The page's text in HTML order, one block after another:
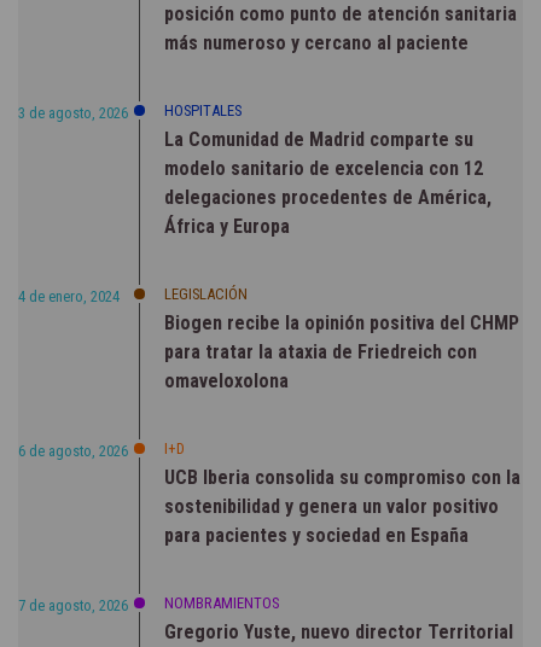
posición como punto de atención sanitaria
más numeroso y cercano al paciente
3 de agosto, 2026 HOSPITALES
La Comunidad de Madrid comparte su
modelo sanitario de excelencia con 12
delegaciones procedentes de América,
África y Europa
4 de enero, 2024 LEGISLACIÓN
Biogen recibe la opinión positiva del CHMP
para tratar la ataxia de Friedreich con
omaveloxolona
6 de agosto, 2026 I+D
UCB Iberia consolida su compromiso con la
sostenibilidad y genera un valor positivo
para pacientes y sociedad en España
7 de agosto, 2026 NOMBRAMIENTOS
Gregorio Yuste, nuevo director Territorial